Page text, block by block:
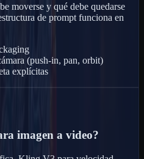
moverse y qué debe quedarse
de prompt funciona en
(push-in, pan, orbit)
explícitas
imagen a video?